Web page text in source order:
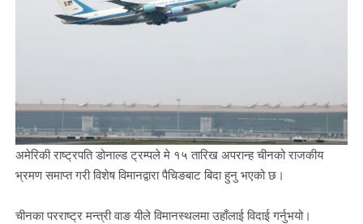
अमेरिकी राष्ट्रपति डोनाल्ड ट्रम्पले मे १५ तारिख अपरान्ह चीनको राजकीय
भ्रमण समाप्त गरी विशेष विमानद्वारा पैचिङबाट बिदा हुनु भएको छ।
चीनका परराष्ट्र मन्त्री वाङ यीले विमानस्थलमा उहाँलाई विदाई गर्नुभयो।